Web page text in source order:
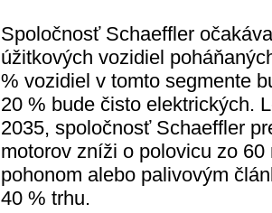
Spoločnosť Schaeffler
úžitkových vozidiel
% vozidiel v tomto segmente
20 % bude čisto elektrických.
2035, spoločnosť Schaeffler
motorov zníži o polovicu zo
pohonom alebo palivovým
40 % trhu.